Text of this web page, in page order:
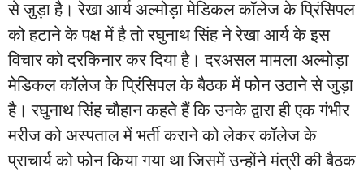
से जुड़ा है। रेखा आर्य अल्मोड़ा मेडिकल कॉलेज के प्रिंसिपल
को हटाने के पक्ष में है तो रघुनाथ सिंह ने रेखा आर्य के इस
विचार को दरकिनार कर दिया है। दरअसल मामला अल्मोड़ा
मेडिकल कॉलेज के प्रिंसिपल के बैठक में फोन उठाने से जुड़ा
है। रघुनाथ सिंह चौहान कहते हैं कि उनके द्वारा ही एक गंभीर
मरीज को अस्पताल में भर्ती कराने को लेकर कॉलेज के
प्राचार्य को फोन किया गया था जिसमें उन्होंने मंत्री की बैठक